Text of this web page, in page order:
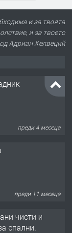
и за твоята
и за твоето
Адриан Хелвеций
преди 4 месеца
преди 11 месеца
чисти и
спални.